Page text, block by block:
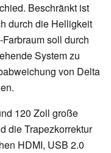
Beschränkt ist
durch die Helligkeit
soll durch
System zu
von Delta
120 Zoll große
die Trapezkorrektur
HDMI, USB 2.0